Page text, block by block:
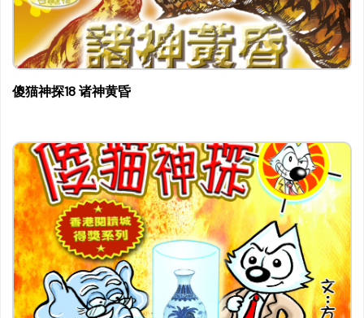
傻猫神探18 诸神黄昏